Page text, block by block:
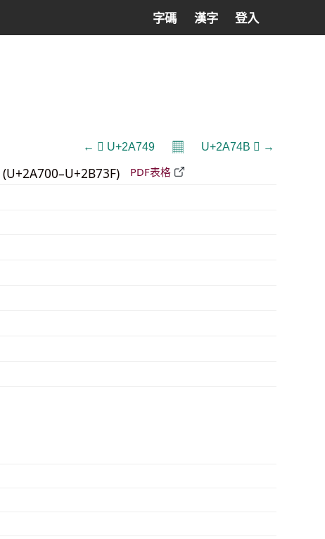
字碼 漢字 登入
← 𪝉 U+2A749 𝄜 U+2A74B 𪝋 →
(U+2A700–U+2B73F) PDF表格